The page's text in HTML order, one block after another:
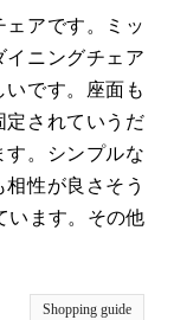
ェアです。ミッ
イニングチェア
です。座面も
定されていうだ
す。シンプルな
性が良さそう
います。その他
Shopping guide